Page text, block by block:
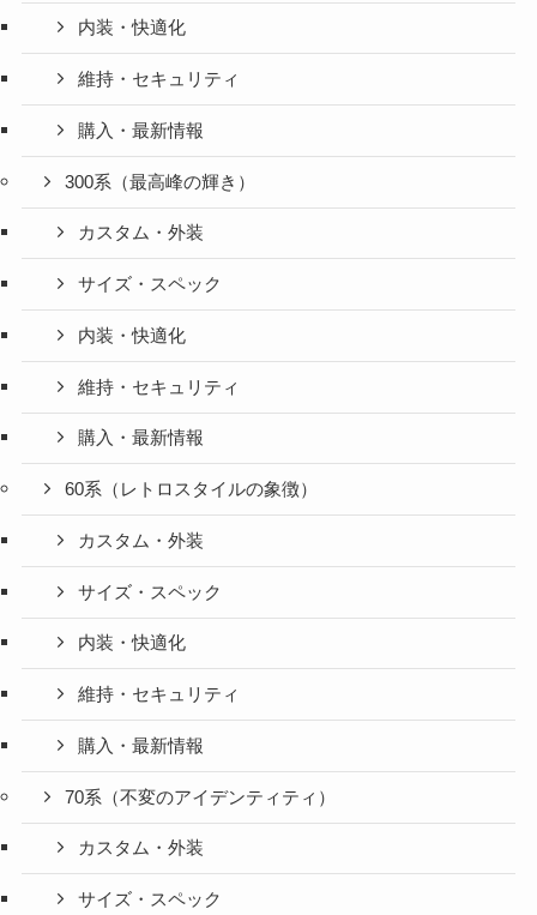
内装・快適化
維持・セキュリティ
購入・最新情報
300系（最高峰の輝き）
カスタム・外装
サイズ・スペック
内装・快適化
維持・セキュリティ
購入・最新情報
60系（レトロスタイルの象徴）
カスタム・外装
サイズ・スペック
内装・快適化
維持・セキュリティ
購入・最新情報
70系（不変のアイデンティティ）
カスタム・外装
サイズ・スペック